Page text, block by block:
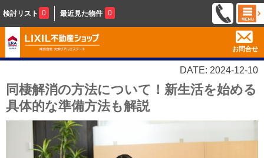
検討リスト 0 最近見た物件 0
お問合せ
DATE: 2024-12-10
同棲解消の方法について！新生活を始める
具体的な準備方法も解説